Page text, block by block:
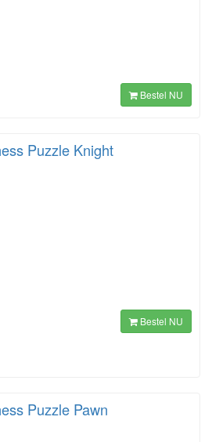
Bestel NU
Puzzle Knight
Bestel NU
Puzzle Pawn